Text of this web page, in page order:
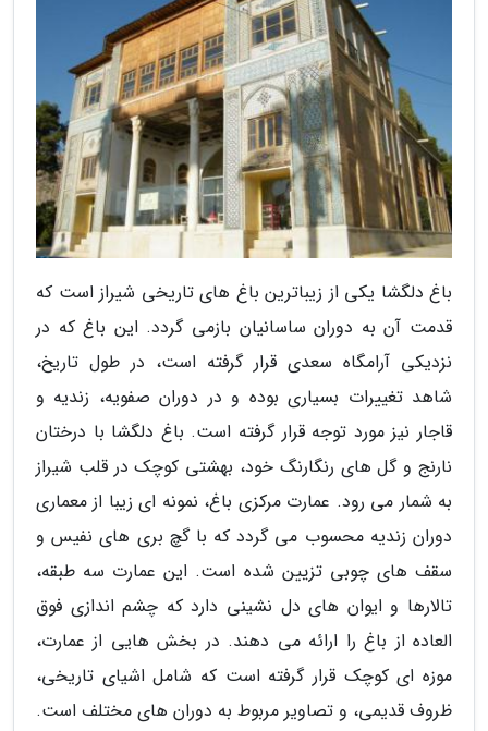
باغ دلگشا یکی از زیباترین باغ های تاریخی شیراز است که
قدمت آن به دوران ساسانیان بازمی گردد. این باغ که در
نزدیکی آرامگاه سعدی قرار گرفته است، در طول تاریخ،
شاهد تغییرات بسیاری بوده و در دوران صفویه، زندیه و
قاجار نیز مورد توجه قرار گرفته است. باغ دلگشا با درختان
نارنج و گل های رنگارنگ خود، بهشتی کوچک در قلب شیراز
به شمار می رود. عمارت مرکزی باغ، نمونه ای زیبا از معماری
دوران زندیه محسوب می گردد که با گچ بری های نفیس و
سقف های چوبی تزیین شده است. این عمارت سه طبقه،
تالارها و ایوان های دل نشینی دارد که چشم اندازی فوق
العاده از باغ را ارائه می دهند. در بخش هایی از عمارت،
موزه ای کوچک قرار گرفته است که شامل اشیای تاریخی،
ظروف قدیمی، و تصاویر مربوط به دوران های مختلف است.